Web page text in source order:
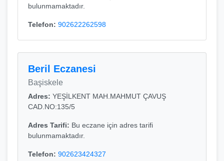
bulunmamaktadır.
Telefon: 902622262598
Beril Eczanesi
Başiskele
Adres: YEŞİLKENT MAH.MAHMUT ÇAVUŞ
CAD.NO:135/5
Adres Tarifi: Bu eczane için adres tarifi
bulunmamaktadır.
Telefon: 902623424327